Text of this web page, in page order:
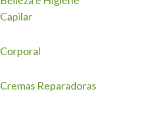
Capilar
Corporal
Cremas Reparadoras